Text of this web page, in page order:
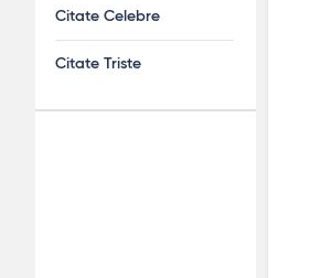
Citate Celebre
Citate Triste